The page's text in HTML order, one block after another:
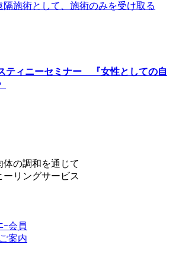
施術として、施術のみを受け取る
ティニーセミナー 『女性としての自
の調和を通じて
リングサービス
ｰ会員
案内